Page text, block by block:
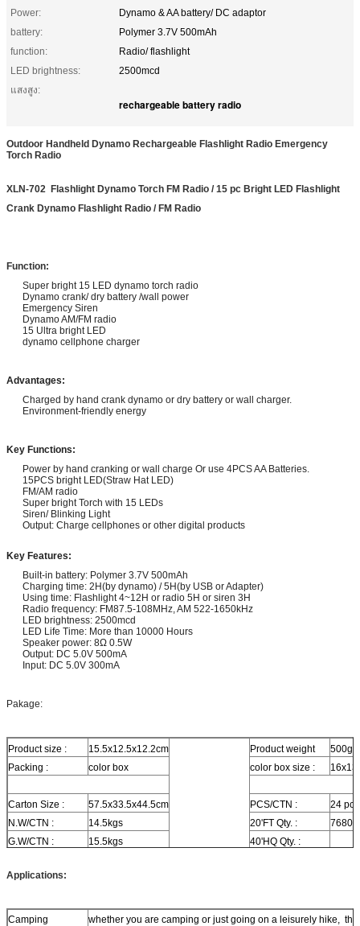
Power:
Dynamo & AA battery/ DC adaptor
battery:
Polymer 3.7V 500mAh
function:
Radio/ flashlight
LED brightness:
2500mcd
แสงสูง:
rechargeable battery radio
Outdoor Handheld Dynamo Rechargeable Flashlight Radio Emergency
Torch Radio
XLN-702 Flashlight Dynamo Torch FM Radio / 15 pc Bright LED Flashlight
Crank Dynamo Flashlight Radio / FM Radio
Function:
Super bright 15 LED dynamo torch radio
Dynamo crank/ dry battery /wall power
Emergency Siren
Dynamo AM/FM radio
15 Ultra bright LED
dynamo cellphone charger
Advantages:
Charged by hand crank dynamo or dry battery or wall charger.
Environment-friendly energy
Key Functions:
Power by hand cranking or wall charge Or use 4PCS AA Batteries.
15PCS bright LED(Straw Hat LED)
FM/AM radio
Super bright Torch with 15 LEDs
Siren/ Blinking Light
Output: Charge cellphones or other digital products
Key Features:
Built-in battery: Polymer 3.7V 500mAh
Charging time: 2H(by dynamo) / 5H(by USB or Adapter)
Using time: Flashlight 4~12H or radio 5H or siren 3H
Radio frequency: FM87.5-108MHz, AM 522-1650kHz
LED brightness: 2500mcd
LED Life Time: More than 10000 Hours
Speaker power: 8Ω 0.5W
Output: DC 5.0V 500mA
Input: DC 5.0V 300mA
Pakage:
Product size : 15.5x12.5x12.2cm Product weight
500g
Packing :
color box color box size :
Carton Size : 57.5x33.5x44.5cm PCS/CTN :
24 pcs
N.W/CTN :
14.5kgs 20'FT Qty. :
G.W/CTN :
15.5kgs 40'HQ Qty. :
Applications:
Camping
whether you are camping or just going on a leisurely hike,